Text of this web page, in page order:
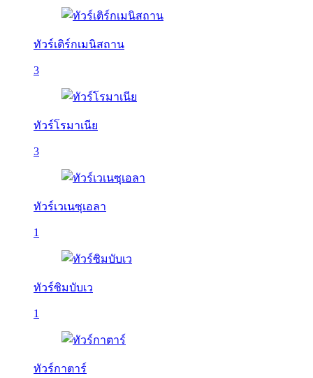
ทัวร์เติร์กเมนิสถาน
3
ทัวร์โรมาเนีย
3
ทัวร์เวเนซุเอลา
1
ทัวร์ซิมบับเว
1
ทัวร์กาตาร์